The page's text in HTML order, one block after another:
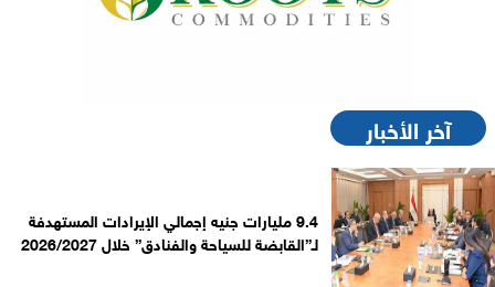
آخر الأخبار
9.4 مليارات جنيه إجمالي الإيرادات المستهدفة
لـ”القابضة للسياحة والفنادق” خلال 2026/2027